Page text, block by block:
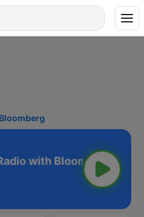
with Bloomberg